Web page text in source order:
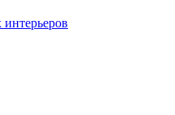
интерьеров